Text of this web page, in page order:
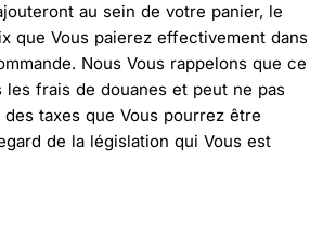
au sein de votre panier, le
que Vous paierez effectivement dans
Nous Vous rappelons que ce
frais de douanes et peut ne pas
des taxes que Vous pourrez être
de la législation qui Vous est